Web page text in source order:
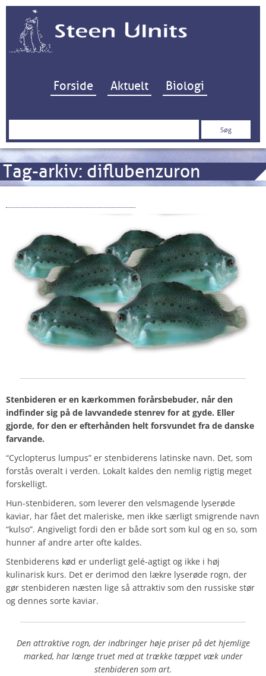
Hop til indhold
Forside Aktuelt Biologi
Søg
Tag-arkiv: diflubenzuron
Stenbideren er en kærkommen forårsbebuder, når den
indfinder sig på de lavvandede stenrev for at gyde. Eller
gjorde, for den er efterhånden helt forsvundet fra de danske
farvande.
“Cyclopterus lumpus” er stenbiderens latinske navn. Det, som
forstås overalt i verden. Lokalt kaldes den nemlig rigtig meget
forskelligt.
Hun-stenbideren, som leverer den velsmagende lyserøde
kaviar, har fået det maleriske, men ikke særligt smigrende navn
“kulso”. Angiveligt fordi den er både sort som kul og en so, som
hunner af andre arter ofte kaldes.
Stenbiderens kød er underligt gelé-agtigt og ikke i høj
kulinarisk kurs. Det er derimod den lækre lyserøde rogn, der
gør stenbideren næsten lige så attraktiv som den russiske stør
og dennes sorte kaviar.
Den attraktive rogn, der indbringer høje priser på det hjemlige
marked, har længe truet med at trække tæppet væk under
stenbideren som art.